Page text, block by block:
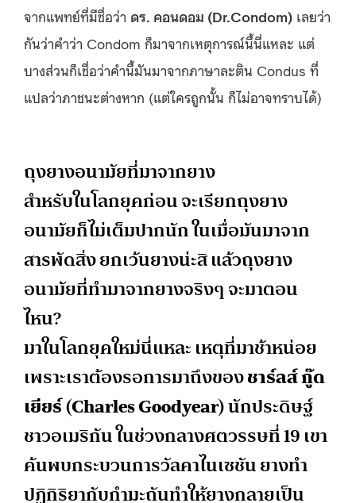
จากแพทย์ที่มีชื่อว่า ดร. คอนดอม (Dr.Condom) เลยว่า
กันว่าคำว่า Condom ก็มาจากเหตุการณ์นี้นี่แหละ แต่
บางส่วนก็เชื่อว่าคำนี้มันมาจากภาษาละติน Condus ที่
แปลว่าภาชนะต่างหาก (แต่ใครถูกนั้น ก็ไม่อาจทราบได้)
ถุงยางอนามัยที่มาจากยาง
สำหรับในโลกยุคก่อน จะเรียกถุงยาง
อนามัยก็ไม่เต็มปากนัก ในเมื่อมันมาจาก
สารพัดสิ่ง ยกเว้นยางน่ะสิ แล้วถุงยาง
อนามัยที่ทำมาจากยางจริงๆ จะมาตอน
ไหน?
มาในโลกยุคใหม่นี่แหละ เหตุที่มาช้าหน่อย
เพราะเราต้องรอการมาถึงของชาร์ลส์ กู๊ด
เยียร์ (Charles Goodyear)นักประดิษฐ์
ชาวอเมริกัน ในช่วงกลางศตวรรษที่ 19 เขา
ค้นพบกระบวนการวัลคาไนเซชัน ยางทำ
ปฏิกิริยากับกำมะถันทำให้ยางกลายเป็น